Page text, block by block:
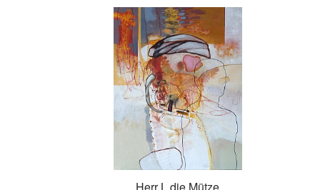
Herr L die Mütze